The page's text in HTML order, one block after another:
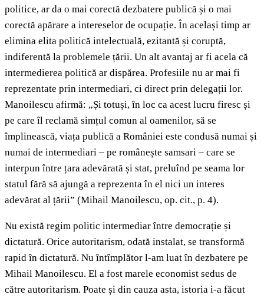
politice, ar da o mai corectă dezbatere publică și o mai
corectă apărare a intereselor de ocupație. În același timp ar
elimina elita politică intelectuală, ezitantă și coruptă,
indiferentă la problemele țării. Un alt avantaj ar fi acela că
intermedierea politică ar dispărea. Profesiile nu ar mai fi
reprezentate prin intermediari, ci direct prin delegații lor.
Manoilescu afirmă: „Și totuși, în loc ca acest lucru firesc și
pe care îl reclamă simțul comun al oamenilor, să se
împlinească, viața publică a României este condusă numai și
numai de intermediari – pe românește samsari – care se
interpun între țara adevărată și stat, preluînd pe seama lor
statul fără să ajungă a reprezenta în el nici un interes
adevărat al țării” (Mihail Manoilescu, op. cit., p. 4).
Nu există regim politic intermediar între democrație și
dictatură. Orice autoritarism, odată instalat, se transformă
rapid în dictatură. Nu întîmplător l-am luat în dezbatere pe
Mihail Manoilescu. El a fost marele economist sedus de
către autoritarism. Poate și din cauza asta, istoria i-a făcut